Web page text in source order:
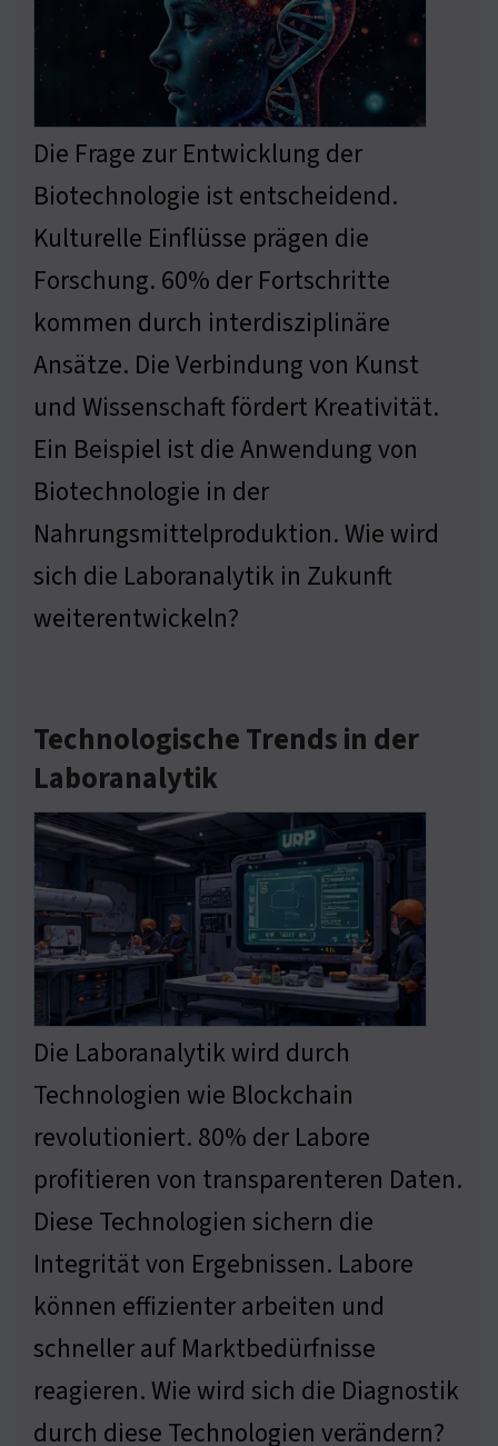
Die Frage zur Entwicklung der
Biotechnologie ist entscheidend.
Kulturelle Einflüsse prägen die
Forschung. 60% der Fortschritte
kommen durch interdisziplinäre
Ansätze. Die Verbindung von Kunst
und Wissenschaft fördert Kreativität.
Ein Beispiel ist die Anwendung von
Biotechnologie in der
Nahrungsmittelproduktion. Wie wird
sich die Laboranalytik in Zukunft
weiterentwickeln?
Technologische Trends in der
Laboranalytik
Die Laboranalytik wird durch
Technologien wie Blockchain
revolutioniert. 80% der Labore
profitieren von transparenteren Daten.
Diese Technologien sichern die
Integrität von Ergebnissen. Labore
können effizienter arbeiten und
schneller auf Marktbedürfnisse
reagieren. Wie wird sich die Diagnostik
durch diese Technologien verändern?